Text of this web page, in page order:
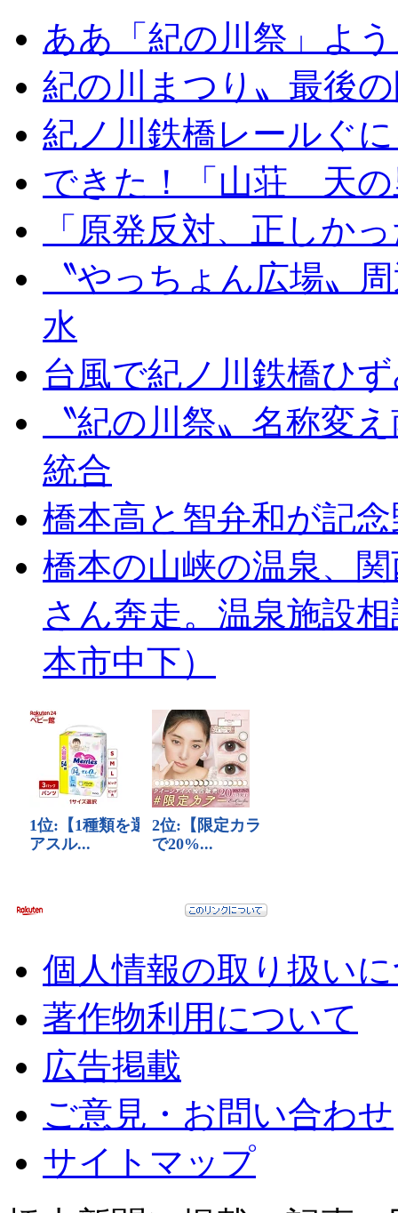
ああ「紀の川祭」よ
紀の川まつり〟最後
紀ノ川鉄橋レールぐ
できた！「山荘 天の
「原発反対、正しか
〝やっちょん広場〟
水
台風で紀ノ川鉄橋ひ
〝紀の川祭〟名称変
統合
橋本高と智弁和が記
橋本の山峡の温泉、
さん奔走。温泉施設
本市中下）
個人情報の取り扱い
著作物利用について
広告掲載
ご意見・お問い合わせ
サイトマップ